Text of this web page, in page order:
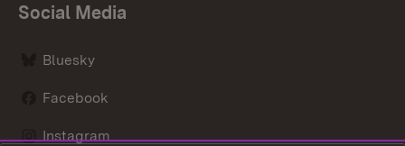
Social Media
Bluesky
Facebook
Instagram